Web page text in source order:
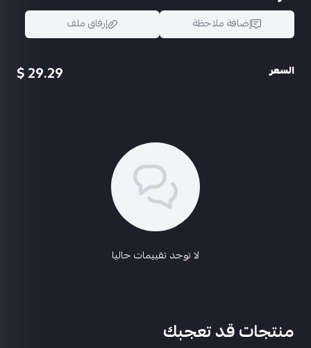
إضافة ملاحظة
إرفاق ملف
السعر 29.29 $
لا توجد تقييمات حاليا
منتجات قد تعجبك